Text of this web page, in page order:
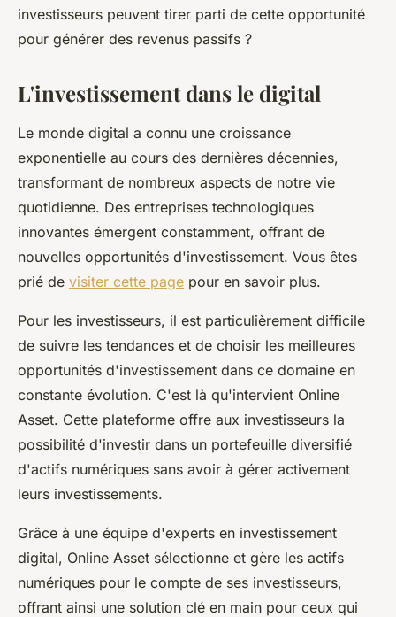
investisseurs peuvent tirer parti de cette opportunité
pour générer des revenus passifs ?
L'investissement dans le digital
Le monde digital a connu une croissance
exponentielle au cours des dernières décennies,
transformant de nombreux aspects de notre vie
quotidienne. Des entreprises technologiques
innovantes émergent constamment, offrant de
nouvelles opportunités d'investissement. Vous êtes
prié de visiter cette page pour en savoir plus.
Pour les investisseurs, il est particulièrement difficile
de suivre les tendances et de choisir les meilleures
opportunités d'investissement dans ce domaine en
constante évolution. C'est là qu'intervient Online
Asset. Cette plateforme offre aux investisseurs la
possibilité d'investir dans un portefeuille diversifié
d'actifs numériques sans avoir à gérer activement
leurs investissements.
Grâce à une équipe d'experts en investissement
digital, Online Asset sélectionne et gère les actifs
numériques pour le compte de ses investisseurs,
offrant ainsi une solution clé en main pour ceux qui